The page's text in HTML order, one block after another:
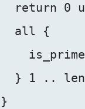
return 0
  all {
} 1 ..
}